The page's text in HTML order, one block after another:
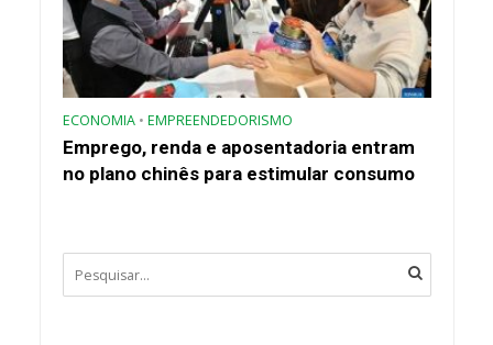
ECONOMIA • EMPREENDEDORISMO
Emprego, renda e aposentadoria entram
no plano chinês para estimular consumo